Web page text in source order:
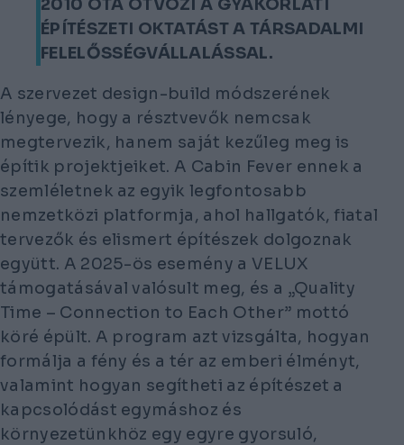
2010 ÓTA ÖTVÖZI A GYAKORLATI
ÉPÍTÉSZETI OKTATÁST A TÁRSADALMI
FELELŐSSÉGVÁLLALÁSSAL.
A szervezet design-build módszerének
lényege, hogy a résztvevők nemcsak
megtervezik, hanem saját kezűleg meg is
építik projektjeiket. A Cabin Fever ennek a
szemléletnek az egyik legfontosabb
nemzetközi platformja, ahol hallgatók, fiatal
tervezők és elismert építészek dolgoznak
együtt. A 2025-ös esemény a VELUX
támogatásával valósult meg, és a „Quality
Time – Connection to Each Other” mottó
köré épült. A program azt vizsgálta, hogyan
formálja a fény és a tér az emberi élményt,
valamint hogyan segítheti az építészet a
kapcsolódást egymáshoz és
környezetünkhöz egy egyre gyorsuló,